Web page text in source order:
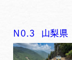
N0. 3 山梨県